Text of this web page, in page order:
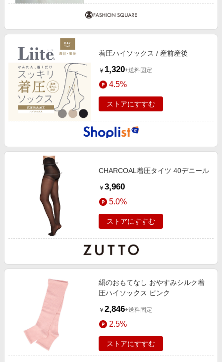
着圧ハイソックス / 産前産後
￥ 1,320+送料固定
4.5%
ストアにすすむ
CHARCOAL着圧タイツ 40デニール
￥ 3,960
5.0%
ストアにすすむ
絹のおもてなし おやすみシルク着
圧ハイソックス ピンク
￥ 2,846+送料固定
2.5%
ストアにすすむ